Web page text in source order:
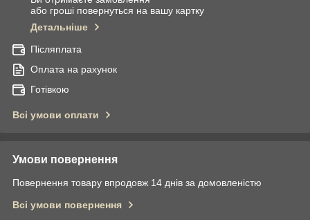
або гроші повернуться на вашу картку
Детальніше
Післяплата
Оплата на рахунок
Готівкою
Всі умови оплати
Умови повернення
Повернення товару впродовж 14 днів за домовленістю
Всі умови повернення